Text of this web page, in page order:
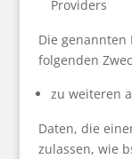
Providers
Die
folgenden
zu weiteren
Daten, die
zulassen, wie